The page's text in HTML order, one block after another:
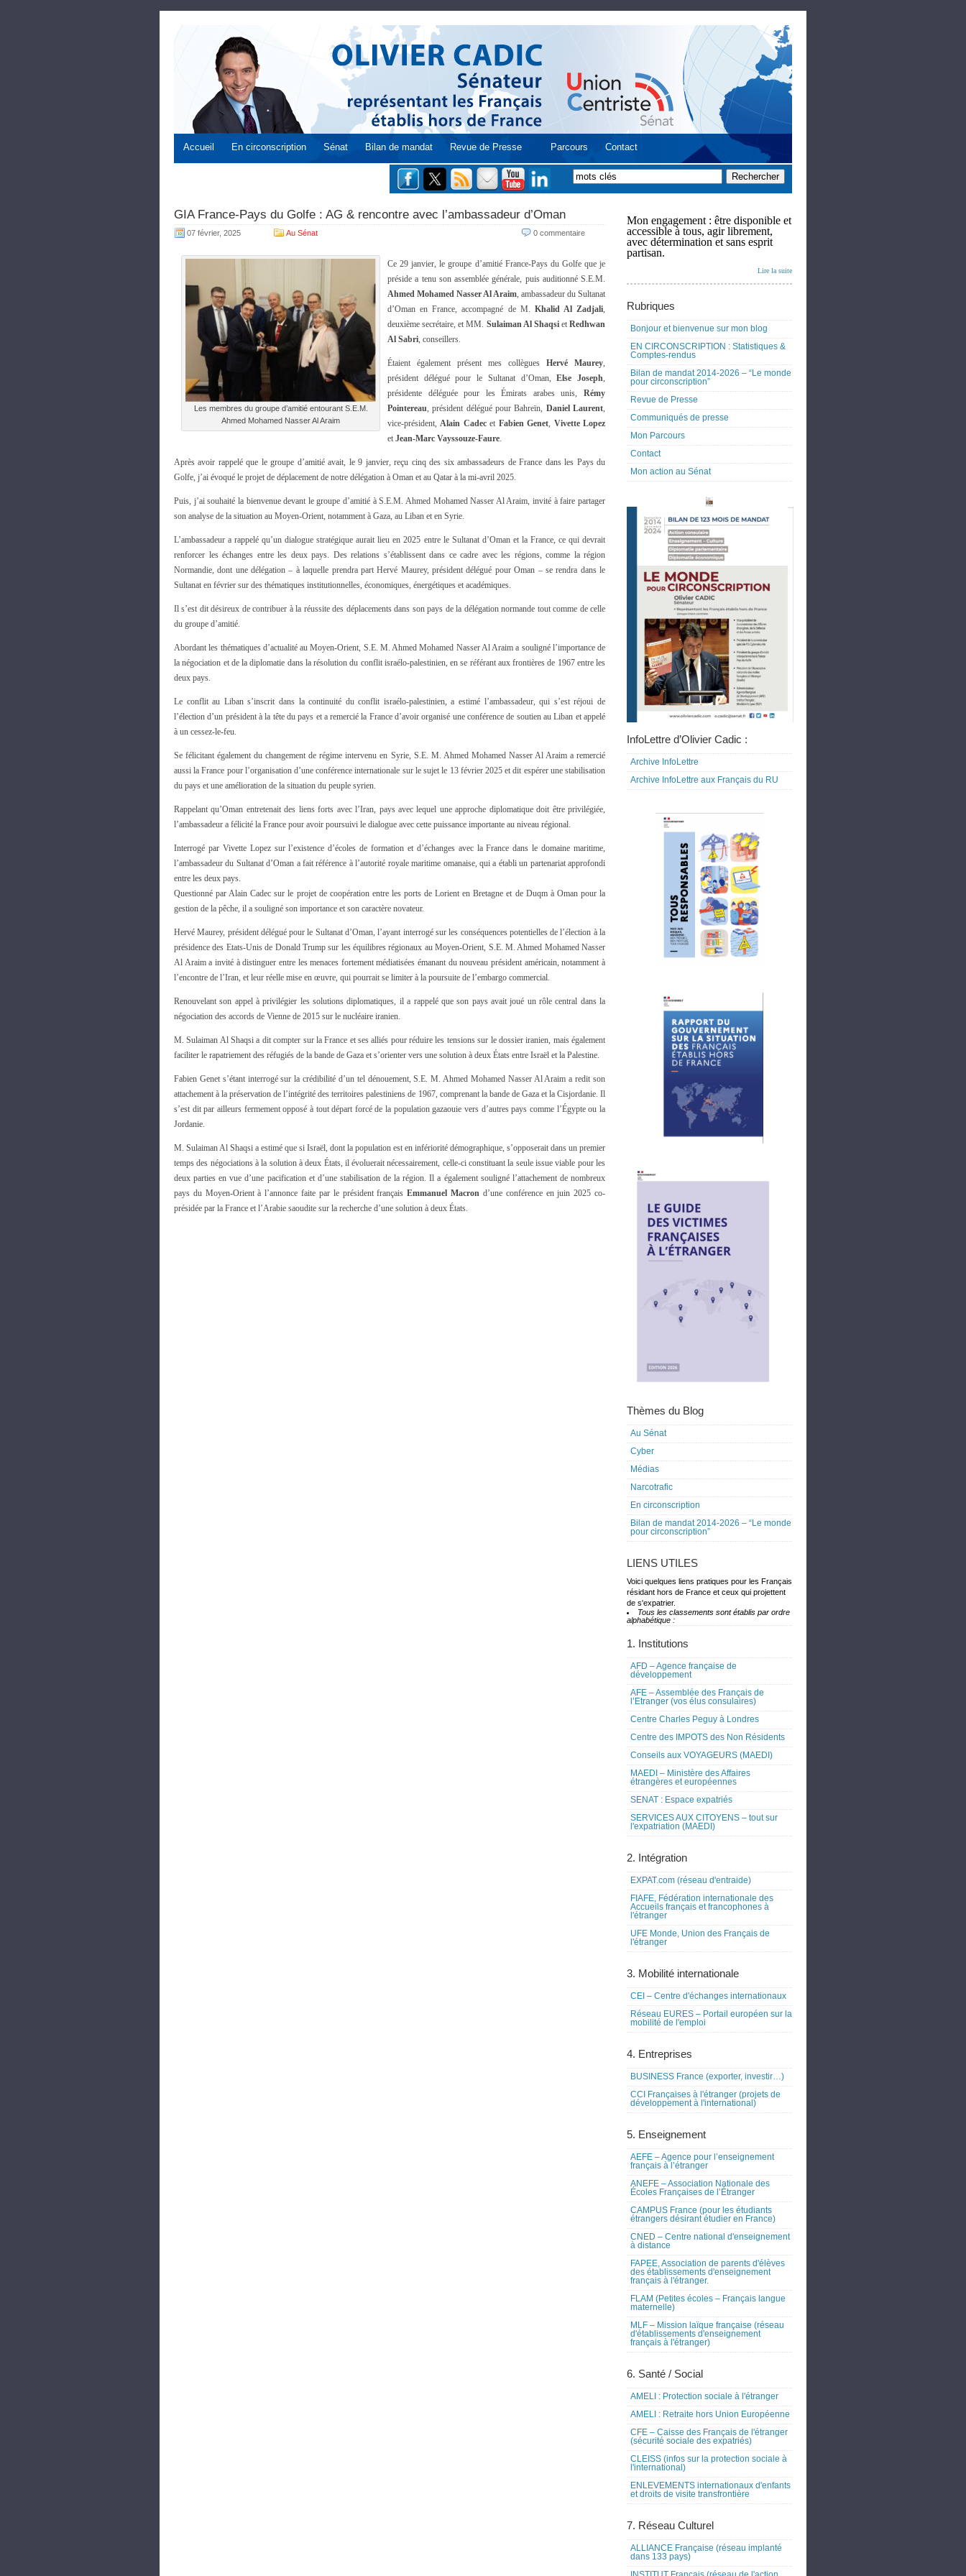
Accueil En circonscription Sénat Bilan de mandat Revue de Presse Parcours Contact
GIA France-Pays du Golfe : AG & rencontre avec l’ambassadeur d’Oman
07 février, 2025 Au Sénat 0 commentaire
Les membres du groupe d’amitié entourant S.E.M.
Ahmed Mohamed Nasser Al Araim
Ce 29 janvier, le groupe d’amitié France-Pays du Golfe que je
préside a tenu son assemblée générale, puis auditionné S.E.M.
Ahmed Mohamed Nasser Al Araim, ambassadeur du Sultanat
d’Oman en France, accompagné de M. Khalid Al Zadjali,
deuxième secrétaire, et MM. Sulaiman Al Shaqsiet Redhwan
Al Sabri, conseillers.
Étaient également présent mes collègues Hervé Maurey,
président délégué pour le Sultanat d’Oman,Else Joseph,
présidente déléguée pour les Émirats arabes unis, Rémy
Pointereau, président délégué pour Bahreïn, Daniel Laurent,
vice-président,Alain Cadecet Fabien Genet, Vivette Lopez
et Jean-Marc Vayssouze-Faure.
Après avoir rappelé que le groupe d’amitié avait, le 9 janvier, reçu cinq des six ambassadeurs de France dans les Pays du
Golfe, j’ai évoqué le projet de déplacement de notre délégation à Oman et au Qatar à la mi-avril 2025.
Puis, j’ai souhaité la bienvenue devant le groupe d’amitié à S.E.M. Ahmed Mohamed Nasser Al Araim, invité à faire partager
son analyse de la situation au Moyen-Orient, notamment à Gaza, au Liban et en Syrie.
L’ambassadeur a rappelé qu’un dialogue stratégique aurait lieu en 2025 entre le Sultanat d’Oman et la France, ce qui devrait
renforcer les échanges entre les deux pays. Des relations s’établissent dans ce cadre avec les régions, comme la région
Normandie, dont une délégation – à laquelle prendra part Hervé Maurey, président délégué pour Oman – se rendra dans le
Sultanat en février sur des thématiques institutionnelles, économiques, énergétiques et académiques.
Il s’est dit désireux de contribuer à la réussite des déplacements dans son pays de la délégation normande tout comme de celle
du groupe d’amitié.
Abordant les thématiques d’actualité au Moyen-Orient, S.E. M. Ahmed Mohamed Nasser Al Araim a souligné l’importance de
la négociation et de la diplomatie dans la résolution du conflit israélo-palestinien, en se référant aux frontières de 1967 entre les
deux pays.
Le conflit au Liban s’inscrit dans la continuité du conflit israélo-palestinien, a estimé l’ambassadeur, qui s’est réjoui de
l’élection d’un président à la tête du pays et a remercié la France d’avoir organisé une conférence de soutien au Liban et appelé
à un cessez-le-feu.
Se félicitant également du changement de régime intervenu en Syrie, S.E. M. Ahmed Mohamed Nasser Al Araim a remercié
aussi la France pour l’organisation d’une conférence internationale sur le sujet le 13 février 2025 et dit espérer une stabilisation
du pays et une amélioration de la situation du peuple syrien.
Rappelant qu’Oman entretenait des liens forts avec l’Iran, pays avec lequel une approche diplomatique doit être privilégiée,
l’ambassadeur a félicité la France pour avoir poursuivi le dialogue avec cette puissance importante au niveau régional.
Interrogé par Vivette Lopez sur l’existence d’écoles de formation et d’échanges avec la France dans le domaine maritime,
l’ambassadeur du Sultanat d’Oman a fait référence à l’autorité royale maritime omanaise, qui a établi un partenariat approfondi
entre les deux pays.
Questionné par Alain Cadec sur le projet de coopération entre les ports de Lorient en Bretagne et de Duqm à Oman pour la
gestion de la pêche, il a souligné son importance et son caractère novateur.
Hervé Maurey, président délégué pour le Sultanat d’Oman, l’ayant interrogé sur les conséquences potentielles de l’élection à la
présidence des Etats-Unis de Donald Trump sur les équilibres régionaux au Moyen-Orient, S.E. M. Ahmed Mohamed Nasser
Al Araim a invité à distinguer entre les menaces fortement médiatisées émanant du nouveau président américain, notamment à
l’encontre de l’Iran, et leur réelle mise en œuvre, qui pourrait se limiter à la poursuite de l’embargo commercial.
Renouvelant son appel à privilégier les solutions diplomatiques, il a rappelé que son pays avait joué un rôle central dans la
négociation des accords de Vienne de 2015 sur le nucléaire iranien.
M. Sulaiman Al Shaqsi a dit compter sur la France et ses alliés pour réduire les tensions sur le dossier iranien, mais également
faciliter le rapatriement des réfugiés de la bande de Gaza et s’orienter vers une solution à deux États entre Israël et la Palestine.
Fabien Genet s’étant interrogé sur la crédibilité d’un tel dénouement, S.E. M. Ahmed Mohamed Nasser Al Araim a redit son
attachement à la préservation de l’intégrité des territoires palestiniens de 1967, comprenant la bande de Gaza et la Cisjordanie. Il
s’est dit par ailleurs fermement opposé à tout départ forcé de la population gazaouie vers d’autres pays comme l’Égypte ou la
Jordanie.
M. Sulaiman Al Shaqsi a estimé que si Israël, dont la population est en infériorité démographique, s’opposerait dans un premier
temps des négociations à la solution à deux États, il évoluerait nécessairement, celle-ci constituant la seule issue viable pour les
deux parties en vue d’une pacification et d’une stabilisation de la région. Il a également souligné l’attachement de nombreux
pays du Moyen-Orient à l’annonce faite par le président françaisEmmanuel Macron d’une conférence en juin 2025 co-
présidée par la France et l’Arabie saoudite sur la recherche d’une solution à deux États.
Mon engagement : être disponible et
accessible à tous, agir librement,
avec détermination et sans esprit
partisan.
Lire la suite
Rubriques
Bonjour et bienvenue sur mon blog
EN CIRCONSCRIPTION : Statistiques &
Comptes-rendus
Bilan de mandat 2014-2026 – “Le monde
pour circonscription”
Revue de Presse
Communiqués de presse
Mon Parcours
Contact
Mon action au Sénat
InfoLettre d’Olivier Cadic :
Archive InfoLettre
Archive InfoLettre aux Français du RU
Thèmes du Blog
Au Sénat
Cyber
Médias
Narcotrafic
En circonscription
Bilan de mandat 2014-2026 – “Le monde
pour circonscription”
LIENS UTILES
Voici quelques liens pratiques pour les Français
résidant hors de France et ceux qui projettent
de s'expatrier.
Tous les classements sont établis par ordre
alphabétique :
1. Institutions
AFD – Agence française de
développement
AFE – Assemblée des Français de
l’Etranger (vos élus consulaires)
Centre Charles Peguy à Londres
Centre des IMPOTS des Non Résidents
Conseils aux VOYAGEURS (MAEDI)
MAEDI – Ministère des Affaires
étrangères et européennes
SENAT : Espace expatriés
SERVICES AUX CITOYENS – tout sur
l'expatriation (MAEDI)
2. Intégration
EXPAT.com (réseau d'entraide)
FIAFE, Fédération internationale des
Accueils français et francophones à
l'étranger
UFE Monde, Union des Français de
l'étranger
3. Mobilité internationale
CEI – Centre d'échanges internationaux
Réseau EURES – Portail européen sur la
mobilité de l'emploi
4. Entreprises
BUSINESS France (exporter, investir…)
CCI Françaises à l'étranger (projets de
développement à l'international)
5. Enseignement
AEFE – Agence pour l’enseignement
français à l’étranger
ANEFE – Association Nationale des
Écoles Françaises de l’Étranger
CAMPUS France (pour les étudiants
étrangers désirant étudier en France)
CNED – Centre national d'enseignement
à distance
FAPEE, Association de parents d'élèves
des établissements d'enseignement
français à l'étranger.
FLAM (Petites écoles – Français langue
maternelle)
MLF – Mission laïque française (réseau
d'établissements d'enseignement
français à l'étranger)
6. Santé / Social
AMELI : Protection sociale à l'étranger
AMELI : Retraite hors Union Européenne
CFE – Caisse des Français de l'étranger
(sécurité sociale des expatriés)
CLEISS (infos sur la protection sociale à
l'international)
ENLEVEMENTS internationaux d'enfants
et droits de visite transfrontière
7. Réseau Culturel
ALLIANCE Française (réseau implanté
dans 133 pays)